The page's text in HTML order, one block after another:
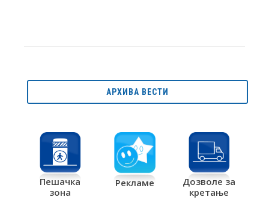
АРХИВА ВЕСТИ
Пешачка
зона
Рекламе
Дозволе за
кретање